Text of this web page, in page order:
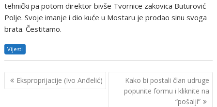
tehnički pa potom direktor bivše Tvornice zakovica Buturović
Polje. Svoje imanje i dio kuće u Mostaru je prodao sinu svoga
brata. Čestitamo.
Vijesti
Navigacija
objava
Eksproprijacije (Ivo Anđelić)
Kako bi postali član udruge
popunite formu i kliknite na
“pošalji”